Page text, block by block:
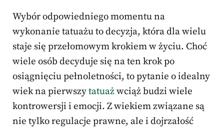
Wybór odpowiedniego momentu na
wykonanie tatuażu to decyzja, która dla wielu
staje się przełomowym krokiem w życiu. Choć
wiele osób decyduje się na ten krok po
osiągnięciu pełnoletności, to pytanie o idealny
wiek na pierwszytatuażwciąż budzi wiele
kontrowersji i emocji. Z wiekiem związane są
nie tylko regulacje prawne, ale i dojrzałość